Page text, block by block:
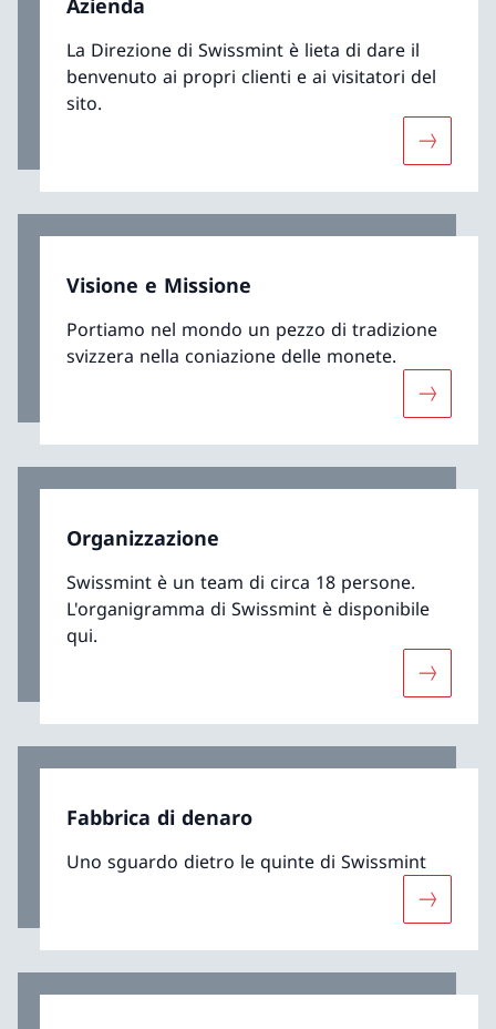
Azienda
La Direzione di Swissmint è lieta di dare il
benvenuto ai propri clienti e ai visitatori del
sito.
Visione e Missione
Portiamo nel mondo un pezzo di tradizione
svizzera nella coniazione delle monete.
Organizzazione
Swissmint è un team di circa 18 persone.
L'organigramma di Swissmint è disponibile
qui.
Fabbrica di denaro
Uno sguardo dietro le quinte di Swissmint